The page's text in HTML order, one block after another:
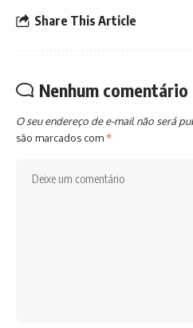
Share This Article
Nenhum comentário
O seu endereço de e-mail não será
são marcados com*